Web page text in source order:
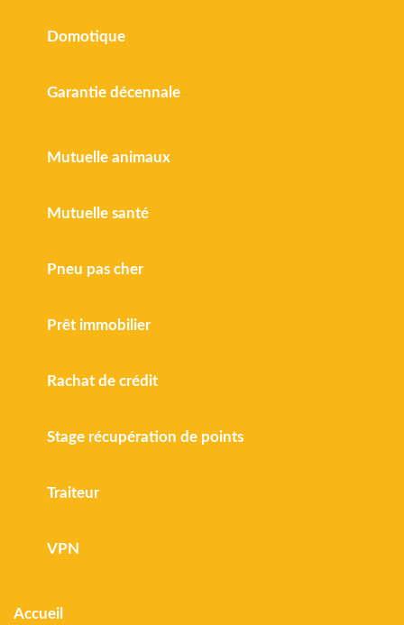
Domotique
Garantie décennale
Mutuelle animaux
Mutuelle santé
Pneu pas cher
Prêt immobilier
Rachat de crédit
Stage récupération de points
Traiteur
VPN
Accueil